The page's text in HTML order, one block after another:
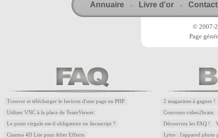
Annuaire - Livre d'or - Contact
© 2007-
Page
Trouver et télécharger le favicon d'une page en PHP
Utiliser VNC à la place de TeamViewer
Le point virgule est-il obligatoire en Javascript ?
Cinema 4D Lite pour After Effects
2 magazines à gagner !
Concours video2brain
Découvrez les FAQ !
Lytro : l'appareil photo